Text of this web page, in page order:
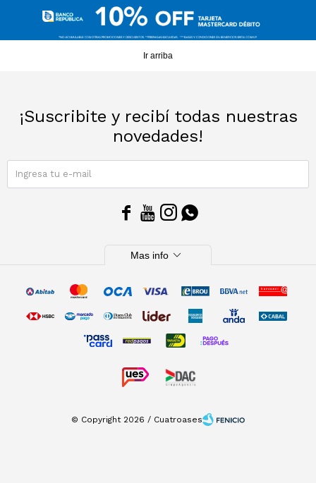
Ir arriba
¡Suscribite y recibí todas nuestras
novedades!
   
Mas info expand_more
© Copyright 2026 / Cuatroases